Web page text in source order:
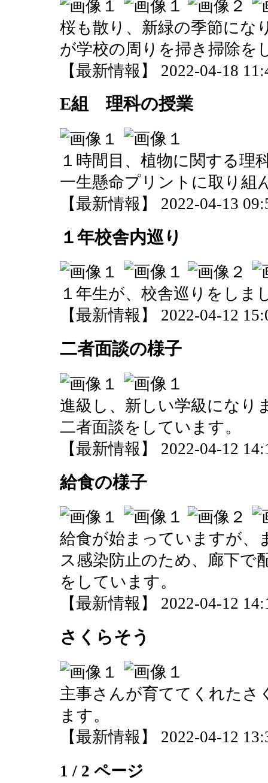
桜も散り、新緑の季節にな
が学校の周りを掃き掃除を
【最新情報】 2022-04-18
E組 理科の授業
１時間目、植物に関する理
一生懸命プリントに取り組
【最新情報】 2022-04-13
１年校舎内巡り
１年生が、校舎巡りをしま
【最新情報】 2022-04-12
二者面談の様子
進級し、新しい学級になり
二者面談をしています。
【最新情報】 2022-04-12
給食の様子
給食が始まっていますが、
ス感染防止のため、廊下で
をしています。
【最新情報】 2022-04-12
さくらそう
主事さんが育ててくれたさ
ます。
【最新情報】 2022-04-12
1 / 2 ページ